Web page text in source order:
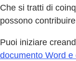
Che si tratti di
possono
Puoi iniziare
documento Word